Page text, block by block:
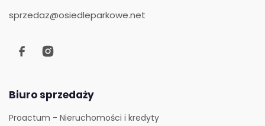
sprzedaz@osiedleparkowe.net
Biuro sprzedaży
Proactum - Nieruchomości i kredyty